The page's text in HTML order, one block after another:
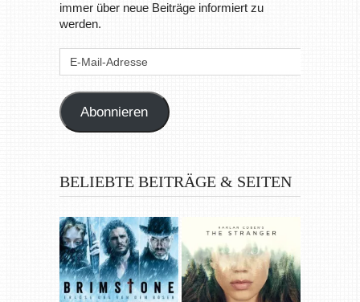
immer über neue Beiträge informiert zu
werden.
Abonnieren
BELIEBTE BEITRÄGE & SEITEN